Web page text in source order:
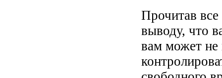
Прочитав
выводу, что
вам может не